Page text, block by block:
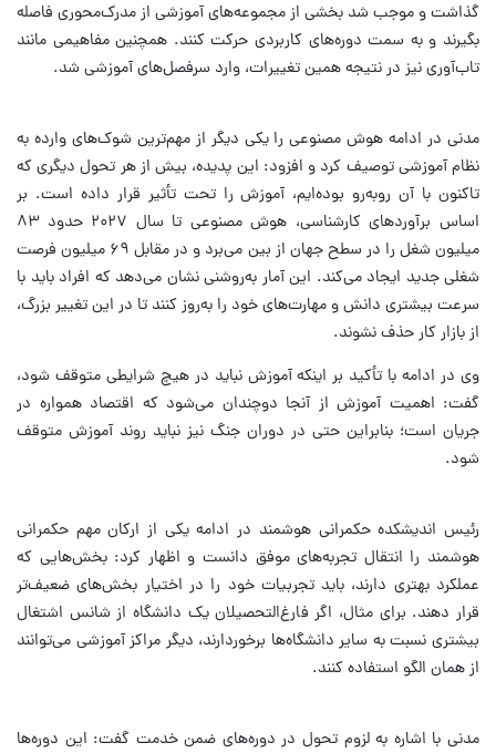
گذاشت و موجب شد بخشی از مجموعه‌های آموزشی از مدرک‌محوری فاصله
بگیرند و به سمت دوره‌های کاربردی حرکت کنند. همچنین مفاهیمی مانند
تاب‌آوری نیز در نتیجه همین تغییرات، وارد سرفصل‌های آموزشی شد.
مدنی در ادامه هوش مصنوعی را یکی دیگر از مهم‌ترین شوک‌های وارده به
نظام آموزشی توصیف کرد و افزود: این پدیده، بیش از هر تحول دیگری که
تاکنون با آن روبه‌رو بوده‌ایم، آموزش را تحت تأثیر قرار داده است. بر
اساس برآوردهای کارشناسی، هوش مصنوعی تا سال ۲۰۲۷ حدود ۸۳
میلیون شغل را در سطح جهان از بین می‌برد و در مقابل ۶۹ میلیون فرصت
شغلی جدید ایجاد می‌کند. این آمار به‌روشنی نشان می‌دهد که افراد باید با
سرعت بیشتری دانش و مهارت‌های خود را به‌روز کنند تا در این تغییر بزرگ،
از بازار کار حذف نشوند.
وی در ادامه با تأکید بر اینکه آموزش نباید در هیچ شرایطی متوقف شود،
گفت: اهمیت آموزش از آنجا دوچندان می‌شود که اقتصاد همواره در
جریان است؛ بنابراین حتی در دوران جنگ نیز نباید روند آموزش متوقف
شود.
رئیس اندیشکده حکمرانی هوشمند در ادامه یکی از ارکان مهم حکمرانی
هوشمند را انتقال تجربه‌های موفق دانست و اظهار کرد: بخش‌هایی که
عملکرد بهتری دارند، باید تجربیات خود را در اختیار بخش‌های ضعیف‌تر
قرار دهند. برای مثال، اگر فارغ‌التحصیلان یک دانشگاه از شانس اشتغال
بیشتری نسبت به سایر دانشگاه‌ها برخوردارند، دیگر مراکز آموزشی می‌توانند
از همان الگو استفاده کنند.
مدنی با اشاره به لزوم تحول در دوره‌های ضمن خدمت گفت: این دوره‌ها